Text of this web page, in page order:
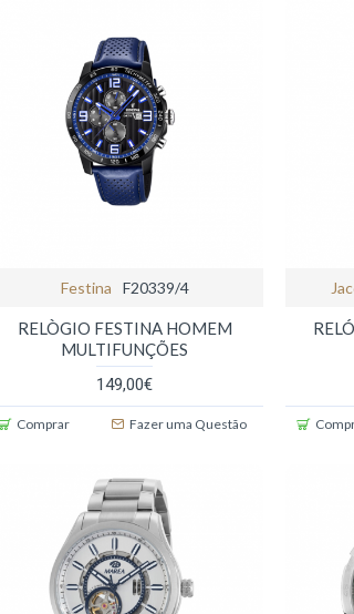
Festina F20339/4
RELÒGIO FESTINA HOMEM
MULTIFUNÇÕES
149,00€
Comprar Fazer uma Questão